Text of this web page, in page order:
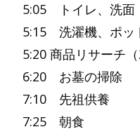
5:05 トイレ、洗面
5:15 洗濯機、ポッ
5:20 商品リサーチ
6:20 お墓の掃除
7:10 先祖供養
7:25 朝食